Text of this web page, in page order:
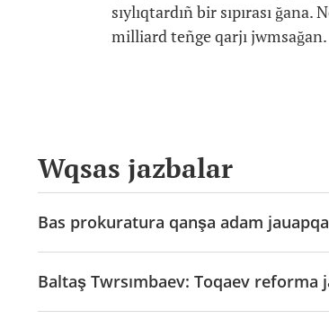
sıylıqtardıñ bir sıpırası
milliard teñge qarjı jwmsağan.
Wqsas jazbalar
Bas prokuratura qanşa adam jauapqa
Baltaş Twrsımbaev: Toqaev reforma